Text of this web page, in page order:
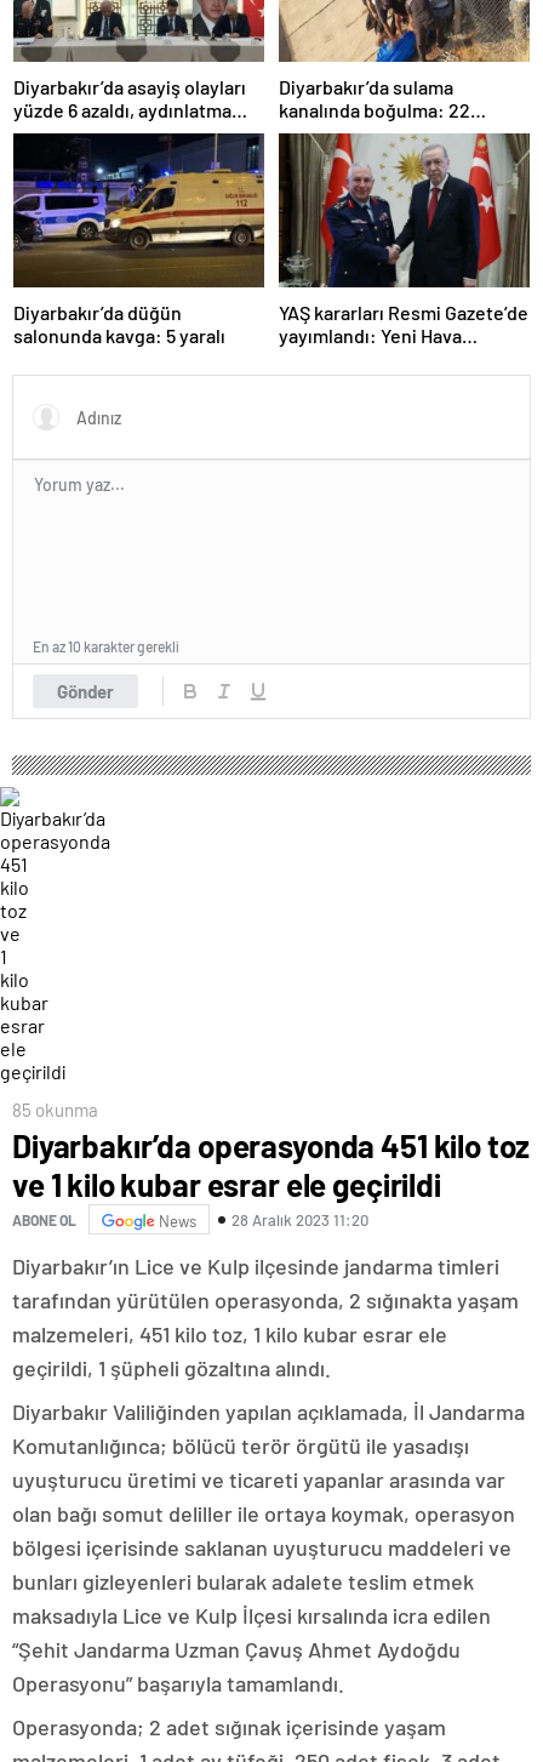
Diyarbakır’da asayiş olayları
yüzde 6 azaldı, aydınlatma
oranı yüzde 98’e yükseldi
Diyarbakır’da sulama
kanalında boğulma: 22
yaşındaki genç hayatını
kaybetti
Diyarbakır’da düğün
salonunda kavga: 5 yaralı
YAŞ kararları Resmi Gazete’de
yayımlandı: Yeni Hava
Orgeneral Rafet Dalkıran
Gönder
En az 10 karakter gerekli
85 okunma
Diyarbakır’da operasyonda 451 kilo toz
ve 1 kilo kubar esrar ele geçirildi
ABONE OL News 28 Aralık 2023 11:20
Diyarbakır’ın Lice ve Kulp ilçesinde jandarma timleri
tarafından yürütülen operasyonda, 2 sığınakta yaşam
malzemeleri, 451 kilo toz, 1 kilo kubar esrar ele
geçirildi, 1 şüpheli gözaltına alındı.
Diyarbakır Valiliğinden yapılan açıklamada, İl Jandarma
Komutanlığınca; bölücü terör örgütü ile yasadışı
uyuşturucu üretimi ve ticareti yapanlar arasında var
olan bağı somut deliller ile ortaya koymak, operasyon
bölgesi içerisinde saklanan uyuşturucu maddeleri ve
bunları gizleyenleri bularak adalete teslim etmek
maksadıyla Lice ve Kulp İlçesi kırsalında icra edilen
“Şehit Jandarma Uzman Çavuş Ahmet Aydoğdu
Operasyonu” başarıyla tamamlandı.
Operasyonda; 2 adet sığınak içerisinde yaşam